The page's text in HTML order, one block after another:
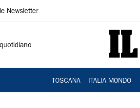
Newsletter
TOSCANA ITALIA MONDO